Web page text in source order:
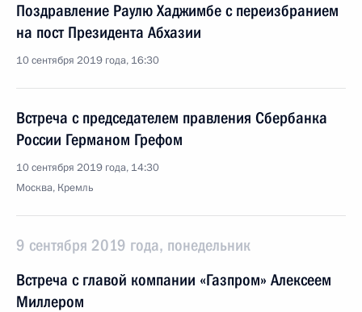
Поздравление Раулю Хаджимбе с переизбранием
на пост Президента Абхазии
10 сентября 2019 года, 16:30
Встреча с председателем правления Сбербанка
России Германом Грефом
10 сентября 2019 года, 14:30
Москва, Кремль
9 сентября 2019 года, понедельник
Встреча с главой компании «Газпром» Алексеем
Миллером